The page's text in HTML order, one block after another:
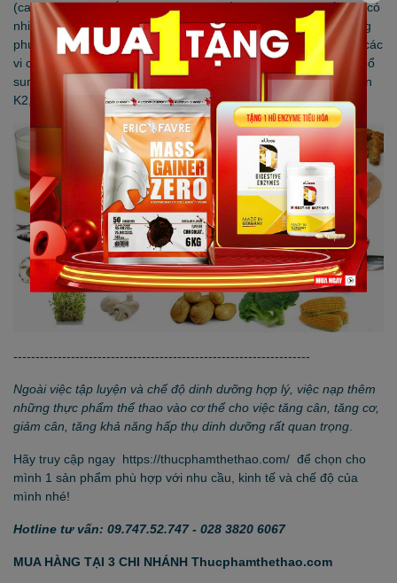
(canxi, photpho, sắt, kẽm, iod, selen, đồng...). Những chất này có
nhiều trong các thức ăn nguồn gốc động vật, thực vật rất phong
phú và đa dạng của Việt Nam​. Nếu cảm thấy cơ thể không đủ các
vi chất dinh dưỡng thì hãy để Prozis giúp bạn 1 tay trong việc bổ
sung các vi chất dinh dưỡng như
,Vitamin D3, Vitamin
K2, Vitamin E,
-------------------------------------------------------------------
Ngoài việc tập luyện và chế độ dinh dưỡng hợp lý, việc nạp thêm
những thực phẩm thể thao vào cơ thể cho việc tăng cân, tăng cơ,
giảm cân, tăng khả năng hấp thụ dinh dưỡng rất quan trọng
Hãy truy cập ngay https://thucphamthethao.com/ để chọn cho
mình 1 sản phẩm phù hợp với nhu cầu, kinh tế và chế độ của
mình nhé!
Hotline tư vấn: 09.747.52.747 - 028 3820 6067
MUA HÀNG TẠI 3 CHI NHÁNH Thucphamthethao.com